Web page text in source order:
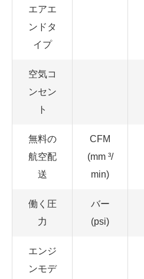
エアエ
ンドタ
イプ
空気コ
ンセン
ト
無料の
航空配
送
CFM
(mm ³/
min)
働く圧
力
バー
(psi)
エンジ
ンモデ